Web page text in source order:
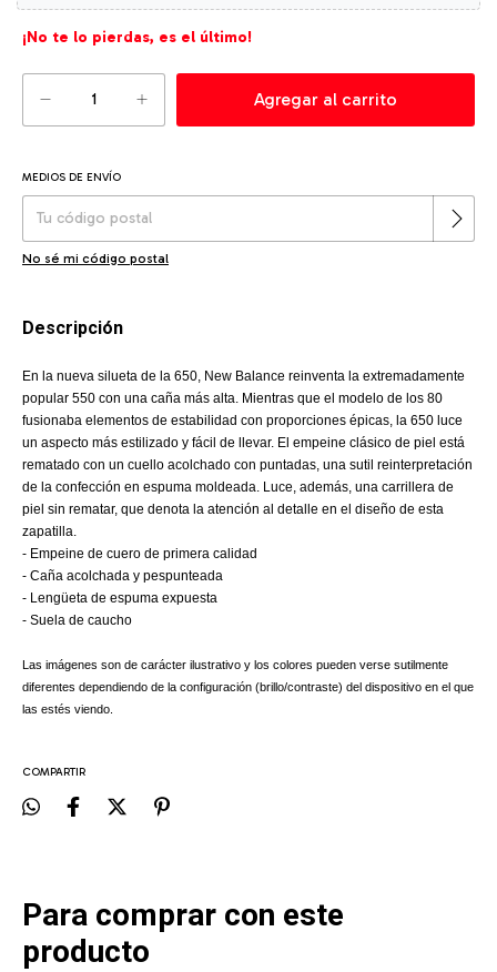
¡No te lo pierdas, es el último!
Entregas para el CP:
MEDIOS DE ENVÍO
No sé mi código postal
Descripción
En la nueva silueta de la 650, New Balance reinventa la extremadamente
popular 550 con una caña más alta. Mientras que el modelo de los 80
fusionaba elementos de estabilidad con proporciones épicas, la 650 luce
un aspecto más estilizado y fácil de llevar. El empeine clásico de piel está
rematado con un cuello acolchado con puntadas, una sutil reinterpretación
de la confección en espuma moldeada. Luce, además, una carrillera de
piel sin rematar, que denota la atención al detalle en el diseño de esta
zapatilla.
- Empeine de cuero de primera calidad
- Caña acolchada y pespunteada
- Lengüeta de espuma expuesta
- Suela de caucho
Las imágenes son de carácter ilustrativo y los colores pueden verse sutilmente
diferentes dependiendo de la configuración (brillo/contraste) del dispositivo en el que
las estés viendo.
COMPARTIR
Para comprar con este
producto